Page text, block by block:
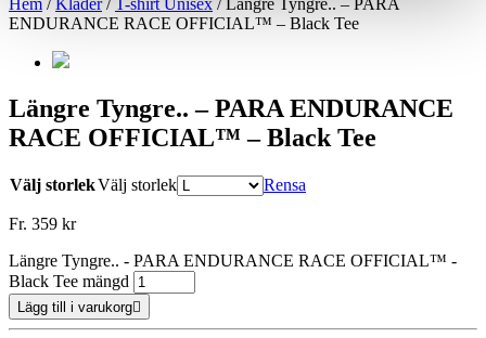
Hem / Kläder / T-shirt Unisex /Längre Tyngre.. – PARA
ENDURANCE RACE OFFICIAL™ – Black Tee
Längre Tyngre.. – PARA ENDURANCE
RACE OFFICIAL™ – Black Tee
Välj storlekVälj storlek Rensa
Fr. 359 kr
Längre Tyngre.. - PARA ENDURANCE RACE OFFICIAL™ -
Black Tee mängd
Lägg till i varukorg